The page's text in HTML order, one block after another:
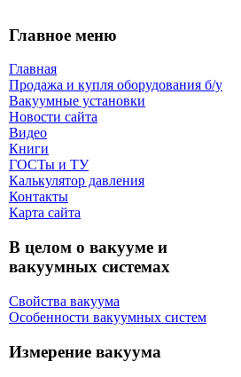
Главное меню
Главная
Продажа и купля оборудования б/y
Вакуумные установки
Новости сайта
Видео
Книги
ГОСТы и ТУ
Калькулятор давления
Контакты
Карта сaйта
В целом о вакууме и
вакуумных системах
Свойства вакуума
Особенности вакуумных систем
Измерение вакуума